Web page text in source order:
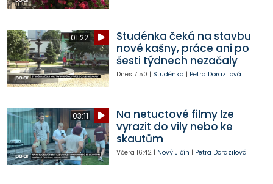
01:22
Studénka čeká na stavbu
nové kašny, práce ani po
šesti týdnech nezačaly
Dnes 7:50 | Studénka | Petra Dorazilová
03:11
Na netuctové filmy lze
vyrazit do vily nebo ke
skautům
Včera 16:42| Nový Jičín | Petra Dorazilová